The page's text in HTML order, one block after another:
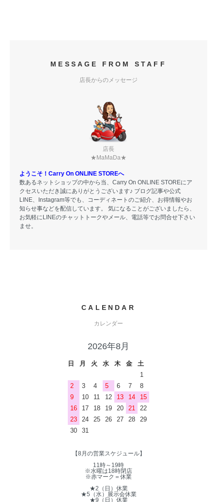
MESSAGE FROM STAFF
店長からのメッセージ
店長
★MaMaDa★
ようこそ！Carry On ONLINE STOREへ
数あるネットショップの中から当、Carry On ONLINE STOREにア
クセスいただき誠にありがとうございます♪ ブログ記事や公式
LINE、Instagram等でも、コーディネートのご紹介、お得情報やお
知らせ事などを配信しています。 気になることがございましたら、
お気軽にLINEのチャットトークやメール、電話等でお問合せ下さい
ませ。
CALENDAR
カレンダー
2026年8月
日 月 火 水 木 金
土
1
2
3 4 5 6 7
8
9
10 11 12 13 14
15
16
17 18 19 20 21
22
23
24 25 26 27 28
29
30
31
【8月の営業スケジュール】
11時～19時
※水曜は18時閉店
※赤マーク＝休業
★2（日）休業
★5（水）展示会休業
★9（日）休業